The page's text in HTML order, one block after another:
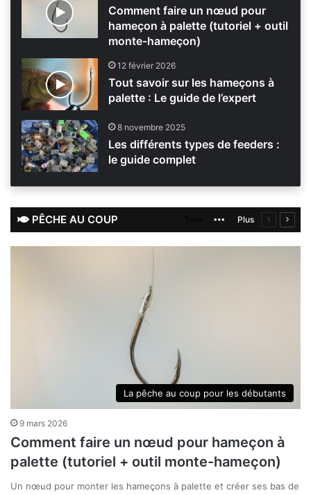
Comment faire un nœud pour
hameçon à palette (tutoriel + outil
monte-hameçon)
12 février 2026
Tout savoir sur les hameçons à
palette : Le guide de l’expert
8 novembre 2025
Les différents types de feeders :
le guide complet
PÊCHE AU COUP More
Plus
Page
La pêche au coup pour les débutants
9 mars 2026
Comment faire un nœud pour hameçon à
palette (tutoriel + outil monte-hameçon)
Un nœud pour monter les hameçons à palette et créer ses bas de